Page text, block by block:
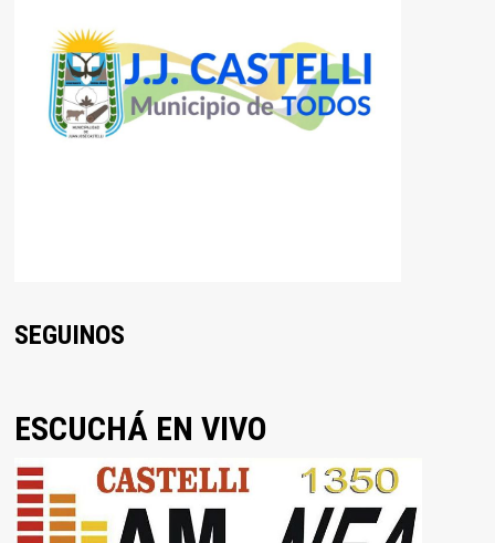
SEGUINOS
ESCUCHÁ EN VIVO